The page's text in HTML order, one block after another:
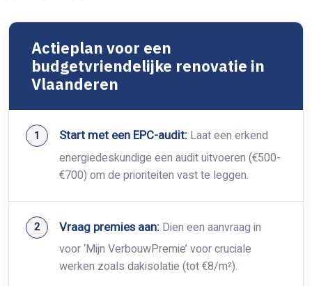
Actieplan voor een
budgetvriendelijke renovatie in
Vlaanderen
Start met een EPC-audit: Laat een erkend
energiedeskundige een audit uitvoeren (€500-
€700) om de prioriteiten vast te leggen.
Vraag premies aan: Dien een aanvraag in
voor ‘Mijn VerbouwPremie’ voor cruciale
werken zoals dakisolatie (tot €8/m²).